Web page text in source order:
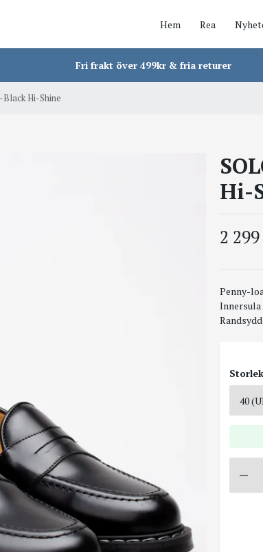
Hem Rea
Fri frakt över 499kr & fria returer
Hi-Shine
Hi-
2
Penny-
Storlek